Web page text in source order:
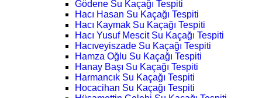
Gödene Su Kaçağı Tespiti
Hacı Hasan Su Kaçağı Tespiti
Hacı Kaymak Su Kaçağı Tespiti
Hacı Yusuf Mescit Su Kaçağı Tespiti
Hacıveyiszade Su Kaçağı Tespiti
Hamza Oğlu Su Kaçağı Tespiti
Hanay Başı Su Kaçağı Tespiti
Harmancık Su Kaçağı Tespiti
Hocacihan Su Kaçağı Tespiti